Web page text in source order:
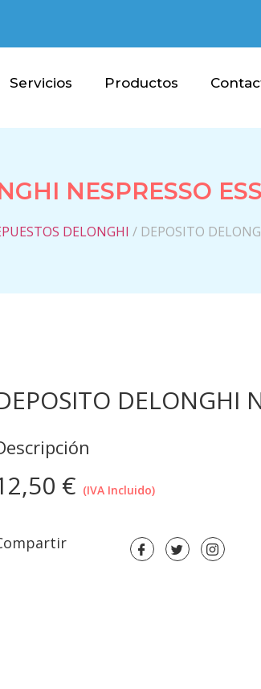
Servicios Productos
NESPRESSO
DELONGHI / DEPOSITO
DELONGHI
€ (IVA Incluido)